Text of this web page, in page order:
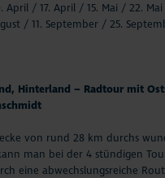
April / 17. April / 15. Mai / 22.
/ 11. September / 25.
Hinterland – Radtour mit
von rund 28 km durchs
man bei der 4 stündigen
eine abwechslungsreiche